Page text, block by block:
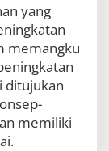
yang
memangku
ditujukan
memiliki